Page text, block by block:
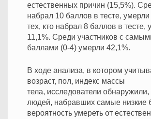
естественных причин (15,5%).
набрал 10 баллов в тесте,
тех, кто набрал 8 баллов в тесте,
11,1%. Среди участников с
баллами (0-4) умерли 42,1%.
В ходе анализа, в котором
возраст, пол, индекс массы
тела, исследователи обнаружили,
людей, набравших самые низкие
вероятность умереть от